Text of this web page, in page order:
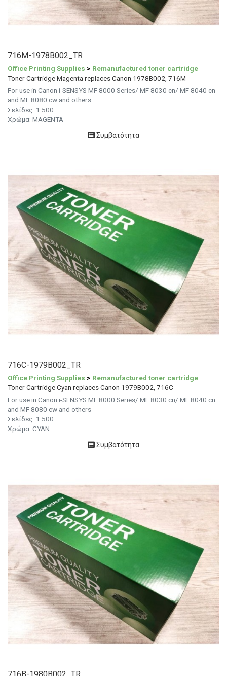
716M-1978B002_TR
Office Printing Supplies > Remanufactured toner cartridge
Toner Cartridge Magenta replaces Canon 1978B002, 716M
For use in Canon i-SENSYS MF 8000 Series/ MF 8030 cn/ MF 8040 cn
and MF 8080 cw and others
Σελίδες: 1.500
Χρώμα: MAGENTA
Συμβατότητα
716C-1979B002_TR
Office Printing Supplies > Remanufactured toner cartridge
Toner Cartridge Cyan replaces Canon 1979B002, 716C
For use in Canon i-SENSYS MF 8000 Series/ MF 8030 cn/ MF 8040 cn
and MF 8080 cw and others
Σελίδες: 1.500
Χρώμα: CYAN
Συμβατότητα